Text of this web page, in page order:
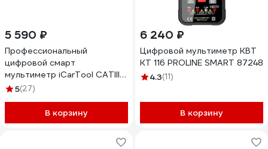
5 590 ₽
Профессиональный
цифровой смарт
мультиметр iCarTool CATIII
1000V, СATIV 600V,
5(27)
В корзину
6 240 ₽
Цифровой мультиметр КВТ
KT 116 PROLINE SMART 87248
4.3(11)
В корзину